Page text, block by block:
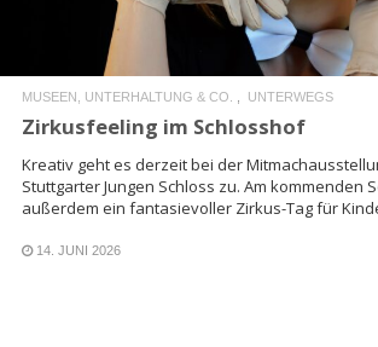
MUSEEN, UNTERHALTUNG & CO. UNTERWEGS
Zirkusfeeling im Schlosshof
Kreativ geht es derzeit bei der
Stuttgarter Jungen Schloss zu. Am kommenden
außerdem ein fantasievoller Zirkus-Tag für
14. JUNI 2026